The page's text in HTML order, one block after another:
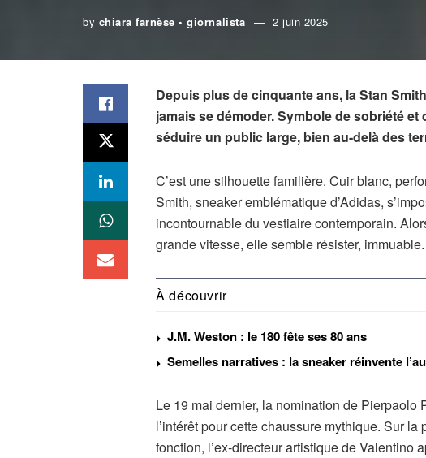
by chiara farnèse • giornalista 2 juin 2025
Depuis plus de cinquante ans, la Stan
jamais se démoder. Symbole de sobriété
séduire un public large, bien au-delà des
C’est une silhouette familière. Cuir blanc,
Smith, sneaker emblématique d’Adidas,
incontournable du vestiaire contemporain.
grande vitesse, elle semble résister, immuable.
À découvrir
J.M. Weston : le 180 fête ses 80 ans
Semelles narratives : la sneaker réinvente
Le 19 mai dernier, la nomination de
l’intérêt pour cette chaussure mythique. Sur
fonction, l’ex-directeur artistique de Valentino